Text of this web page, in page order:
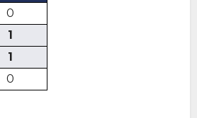
0
1
1
0